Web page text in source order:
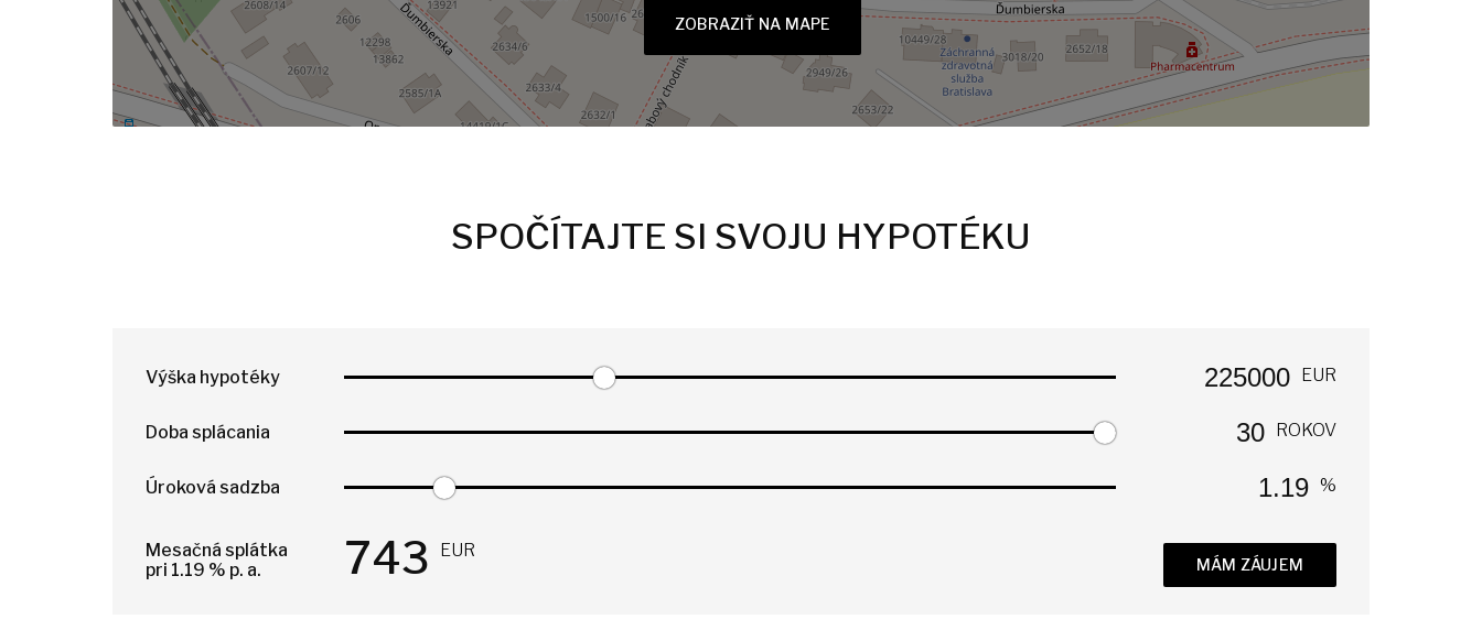
ZOBRAZIŤ NA MAPE
SPOČÍTAJTE SI SVOJU HYPOTÉKU
Výška hypotéky EUR
Doba splácania ROKOV
Úroková sadzba %
MÁM ZÁUJEM
Mesačná splátka
pri 1.19 % p. a. 743 EUR